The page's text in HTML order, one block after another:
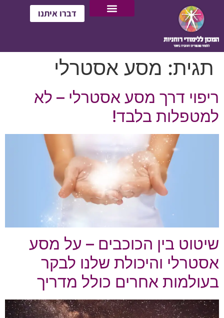
דברו איתנו
תגית: מסע אסטרלי
ריפוי דרך מסע אסטרלי – לא
למטפלות בלבד!
שיטוט בין הכוכבים – על מסע
אסטרלי והיכולת שלנו לבקר
בעולמות אחרים כולל מדריך